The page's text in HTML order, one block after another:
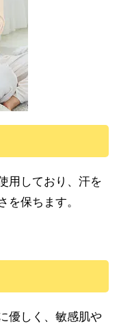
用しており、汗を
を保ちます。
優しく、敏感肌や